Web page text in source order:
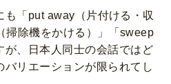
「put away（片付ける・収
掃除機をかける）」「sweep
が、日本人同士の会話ではど
バリエーションが限られてし